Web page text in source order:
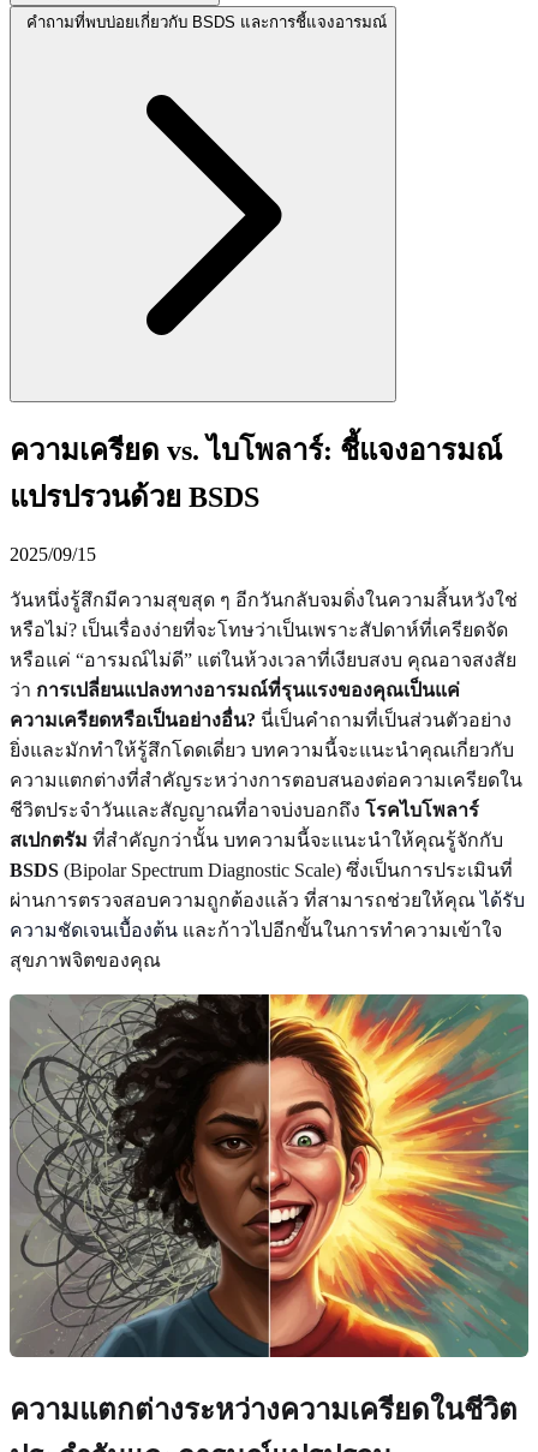
คำถามที่พบบ่อยเกี่ยวกับ BSDS และการชี้แจงอารมณ์
ความเครียด vs. ไบโพลาร์: ชี้แจงอารมณ์
แปรปรวนด้วย BSDS
2025/09/15
วันหนึ่งรู้สึกมีความสุขสุด ๆ อีกวันกลับจมดิ่งในความสิ้นหวังใช่
หรือไม่? เป็นเรื่องง่ายที่จะโทษว่าเป็นเพราะสัปดาห์ที่เครียดจัด
หรือแค่ “อารมณ์ไม่ดี” แต่ในห้วงเวลาที่เงียบสงบ คุณอาจสงสัย
ว่า การเปลี่ยนแปลงทางอารมณ์ที่รุนแรงของคุณเป็นแค่
ความเครียดหรือเป็นอย่างอื่น? นี่เป็นคำถามที่เป็นส่วนตัวอย่าง
ยิ่งและมักทำให้รู้สึกโดดเดี่ยว บทความนี้จะแนะนำคุณเกี่ยวกับ
ความแตกต่างที่สำคัญระหว่างการตอบสนองต่อความเครียดใน
ชีวิตประจำวันและสัญญาณที่อาจบ่งบอกถึง โรคไบโพลาร์
สเปกตรัม ที่สำคัญกว่านั้น บทความนี้จะแนะนำให้คุณรู้จักกับ
BSDS (Bipolar Spectrum Diagnostic Scale) ซึ่งเป็นการประเมินที่
ผ่านการตรวจสอบความถูกต้องแล้ว ที่สามารถช่วยให้คุณได้รับ
ความชัดเจนเบื้องต้น และก้าวไปอีกขั้นในการทำความเข้าใจ
สุขภาพจิตของคุณ
ความแตกต่างระหว่างความเครียดในชีวิต